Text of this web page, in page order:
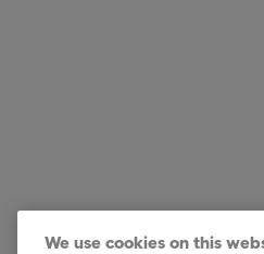
Perintäpalvelut
Kumppanuuspalvelut
We use cookies on this